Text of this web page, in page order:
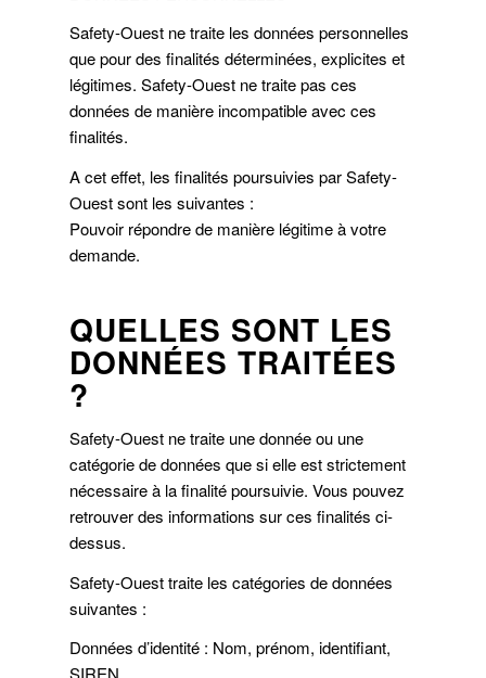
Safety-Ouest ne traite les données personnelles
que pour des finalités déterminées, explicites et
légitimes. Safety-Ouest ne traite pas ces
données de manière incompatible avec ces
finalités.
A cet effet, les finalités poursuivies par Safety-
Ouest sont les suivantes :
Pouvoir répondre de manière légitime à votre
demande.
QUELLES SONT LES
DONNÉES TRAITÉES
?
Safety-Ouest ne traite une donnée ou une
catégorie de données que si elle est strictement
nécessaire à la finalité poursuivie. Vous pouvez
retrouver des informations sur ces finalités ci-
dessus.
Safety-Ouest traite les catégories de données
suivantes :
Données d’identité : Nom, prénom, identifiant,
SIREN…